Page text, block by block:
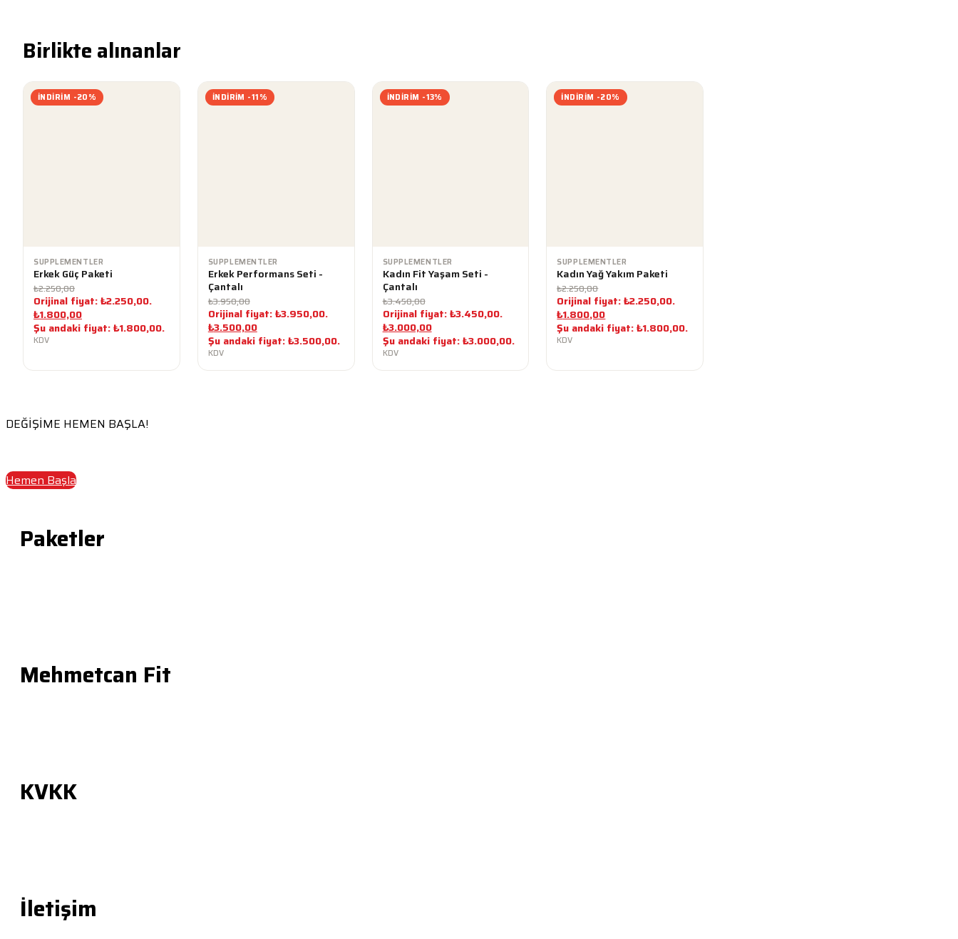
Birlikte alınanlar
İNDIRIM -20%
SUPPLEMENTLER
Erkek Güç Paketi
₺2.250,00
Orijinal fiyat: ₺2.250,00.
₺1.800,00
Şu andaki fiyat: ₺1.800,00.
KDV
İNDIRIM -11%
SUPPLEMENTLER
Erkek Performans Seti -
Çantalı
₺3.950,00
Orijinal fiyat: ₺3.950,00.
₺3.500,00
Şu andaki fiyat: ₺3.500,00.
KDV
İNDIRIM -13%
SUPPLEMENTLER
Kadın Fit Yaşam Seti -
Çantalı
₺3.450,00
Orijinal fiyat: ₺3.450,00.
₺3.000,00
Şu andaki fiyat: ₺3.000,00.
KDV
İNDIRIM -20%
SUPPLEMENTLER
Kadın Yağ Yakım Paketi
₺2.250,00
Orijinal fiyat: ₺2.250,00.
₺1.800,00
Şu andaki fiyat: ₺1.800,00.
KDV
DEĞİŞİME HEMEN BAŞLA!
Hemen Başla
Paketler
Mehmetcan Fit
KVKK
İletişim